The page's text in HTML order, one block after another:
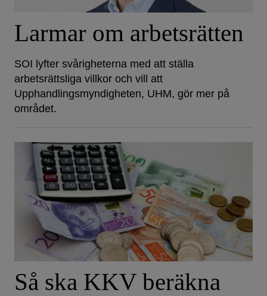
Larmar om arbetsrätten
SOI lyfter svårigheterna med att ställa
arbetsrättsliga villkor och vill att
Upphandlingsmyndigheten, UHM, gör mer på
området.
Så ska KKV beräkna